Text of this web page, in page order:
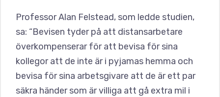
Professor Alan Felstead, som ledde studien,
sa: “Bevisen tyder på att distansarbetare
överkompenserar för att bevisa för sina
kollegor att de inte är i pyjamas hemma och
bevisa för sina arbetsgivare att de är ett par
säkra händer som är villiga att gå extra mil i